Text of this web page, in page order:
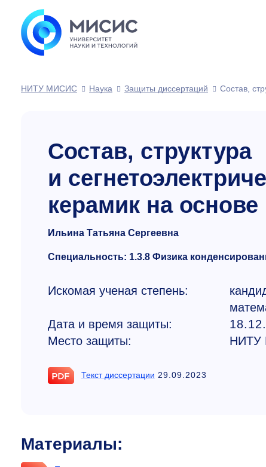
НИТУ МИСИС
Наука Защиты диссертаций Состав,
Состав, структура
и
керамик на основе
Ильина Татьяна Сергеевна
Специальность: 1.3.8 Физика
Искомая ученая степень:
Дата и время защиты:
Место защиты:
НИТУ
Текст диссертации 29.09.2023
Материалы: